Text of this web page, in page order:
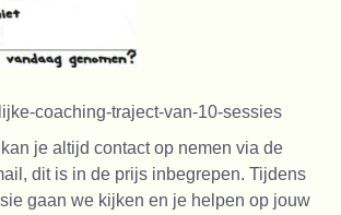
coaching-traject-van-10-sessies
je altijd contact op nemen via de
dit is in de prijs inbegrepen. Tijdens
gaan we kijken en je helpen op jouw